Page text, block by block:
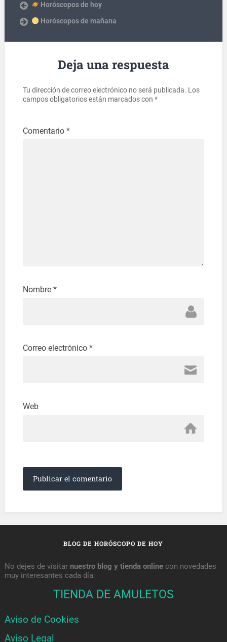
Horóscopos de hoy
Horóscopos de mañana
Deja una respuesta
Tu dirección de correo electrónico no será publicada. Los
campos obligatorios están marcados con *
Comentario *
Nombre *
Correo electrónico *
Web
BLOG DE HORÓSCOPO DE HOY
No dejes de visitar nuestro blog y tienda onlinecon novedades
muy interesantes cada día:
TIENDA DE AMULETOS
Aviso de Cookies
Aviso Legal